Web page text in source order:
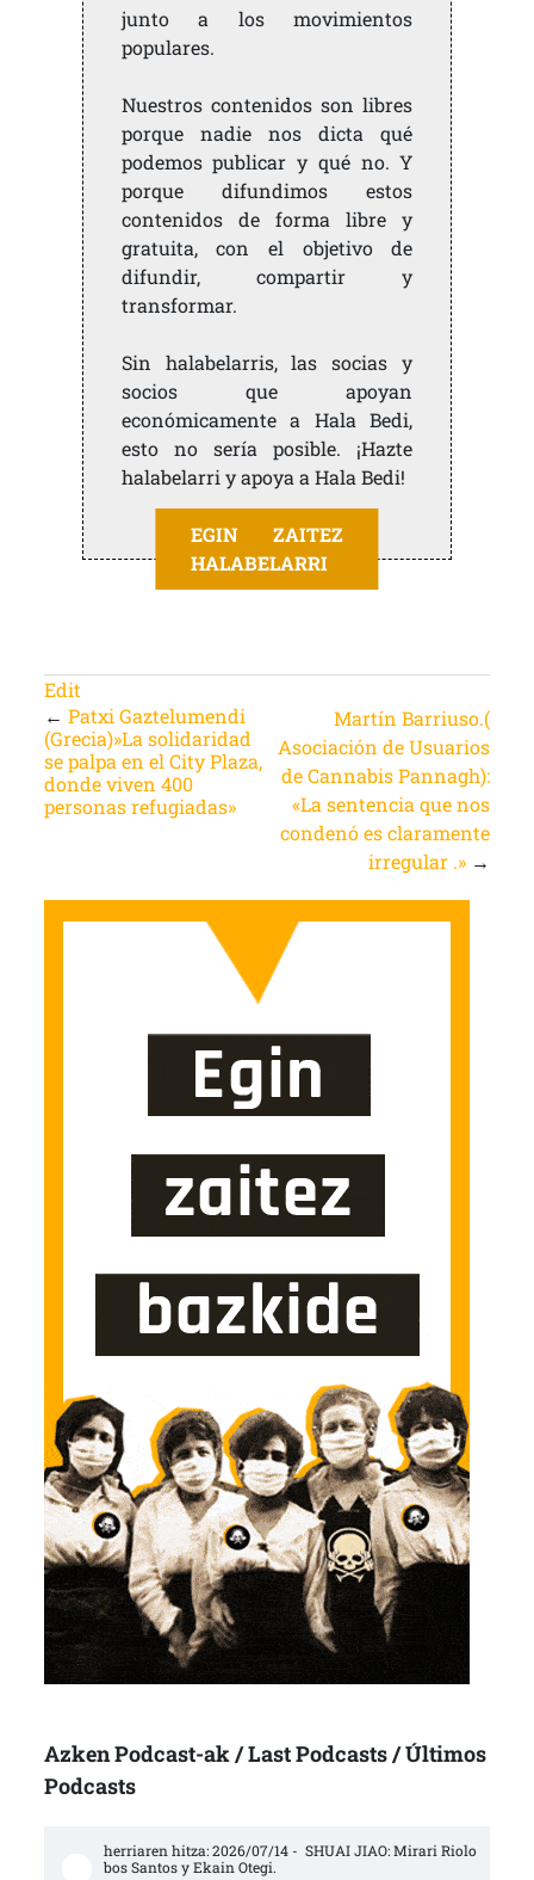
junto a los movimientos
populares.
Nuestros contenidos son libres
porque nadie nos dicta qué
podemos publicar y qué no. Y
porque difundimos estos
contenidos de forma libre y
gratuita, con el objetivo de
difundir, compartir y
transformar.
Sin halabelarris, las socias y
socios que apoyan
económicamente a Hala Bedi,
esto no sería posible. ¡Hazte
halabelarri y apoya a Hala Bedi!
EGIN ZAITEZ
HALABELARRI
Edit
← Patxi Gaztelumendi
(Grecia)»La solidaridad
se palpa en el City Plaza,
donde viven 400
personas refugiadas»
Martín Barriuso.(
Asociación de Usuarios
de Cannabis Pannagh):
«La sentencia que nos
condenó es claramente
irregular .» →
Azken Podcast-ak / Last Podcasts / Últimos
Podcasts
herriaren hitza: 2026/07/14 -  SHUAI JIAO: Mirari Riolo
bos Santos y Ekain Otegi.